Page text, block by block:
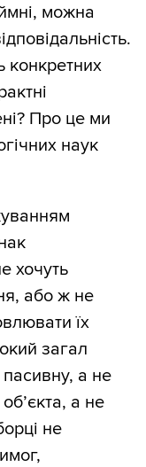
можна
конкретних
Про це ми
наук
хочуть
або ж не
їх
загал
пасивну, а не
а не
не